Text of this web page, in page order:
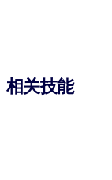
相关技能